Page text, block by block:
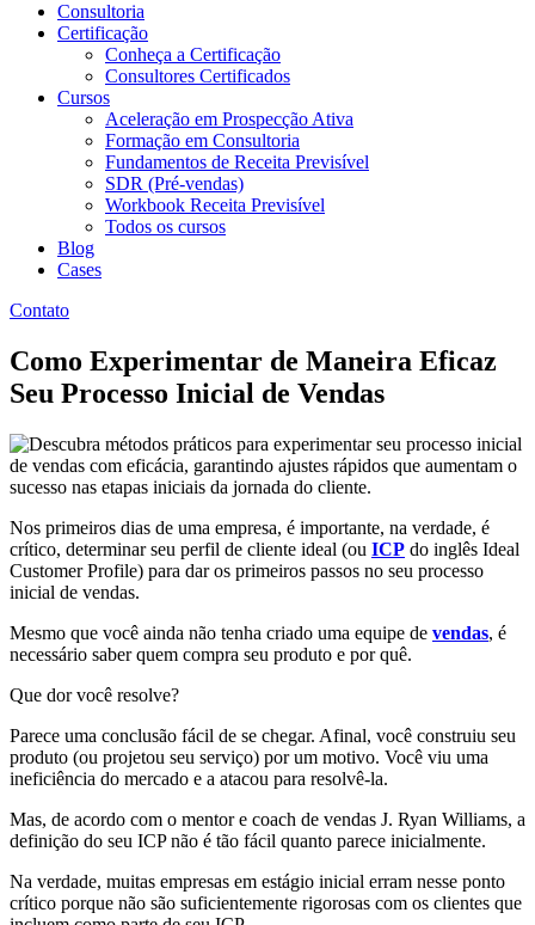
Consultoria
Certificação
Conheça a Certificação
Consultores Certificados
Cursos
Aceleração em Prospecção Ativa
Formação em Consultoria
Fundamentos de Receita Previsível
SDR (Pré-vendas)
Workbook Receita Previsível
Todos os cursos
Blog
Cases
Contato
Como Experimentar de Maneira Eficaz
Seu Processo Inicial de Vendas
Nos primeiros dias de uma empresa, é importante, na verdade, é
crítico, determinar seu perfil de cliente ideal (ou ICP do inglês Ideal
Customer Profile) para dar os primeiros passos no seu processo
inicial de vendas.
Mesmo que você ainda não tenha criado uma equipe de vendas, é
necessário saber quem compra seu produto e por quê.
Que dor você resolve?
Parece uma conclusão fácil de se chegar. Afinal, você construiu seu
produto (ou projetou seu serviço) por um motivo. Você viu uma
ineficiência do mercado e a atacou para resolvê-la.
Mas, de acordo com o mentor e coach de vendas J. Ryan Williams, a
definição do seu ICP não é tão fácil quanto parece inicialmente.
Na verdade, muitas empresas em estágio inicial erram nesse ponto
crítico porque não são suficientemente rigorosas com os clientes que